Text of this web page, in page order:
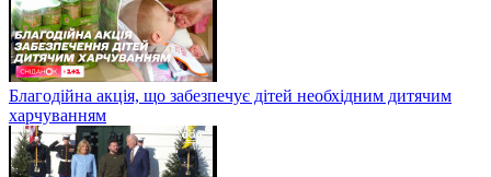
Благодійна акція, що забезпечує дітей необхідним дитячим
харчуванням